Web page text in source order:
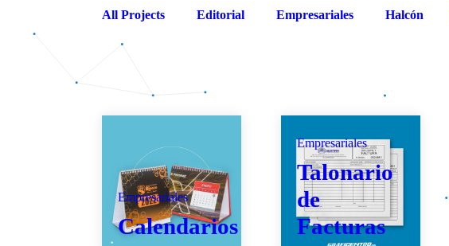
All Projects Editorial Empresariales Halcón
Empresariales
Calendarios
Empresariales
Talonario
de
Facturas